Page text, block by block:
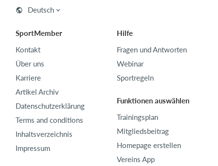
Deutsch
SportMember
Kontakt
Über uns
Karriere
Artikel Archiv
Datenschutzerklärung
Terms and conditions
Inhaltsverzeichnis
Impressum
Hilfe
Fragen und Antworten
Webinar
Sportregeln
Funktionen auswählen
Trainingsplan
Mitgliedsbeitrag
Homepage erstellen
Vereins App